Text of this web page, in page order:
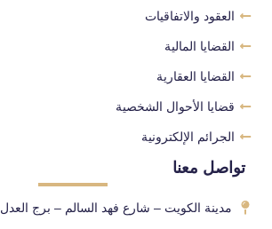
العقود والاتفاقيات
القضايا المالية
القضايا العقارية
قضايا الأحوال الشخصية
الجرائم الإلكترونية
تواصل معنا
مدينة الكويت – شارع فهد السالم – برج العدل